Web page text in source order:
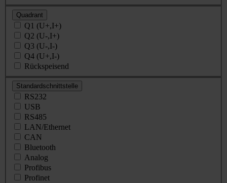
Quadrant
Q1 (U+,I+)
Q2 (U-,I+)
Q3 (U-,I-)
Q4 (U+,I-)
Rückspeisend
Standardschnittstelle
RS232
USB
RS485
LAN/Ethernet
CAN
Bluetooth
Analog
Profibus
Profinet